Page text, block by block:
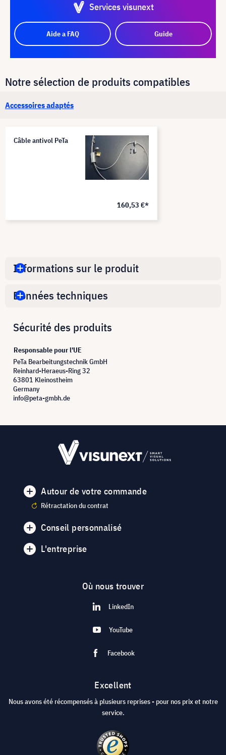
Services visunext
Aide a FAQ Guide
Notre sélection de produits compatibles
Accessoires adaptés
Câble antivol PeTa
160,53 €*
Informations sur le produit
Données techniques
Sécurité des produits
Responsable pour l'UE
PeTa Bearbeitungstechnik GmbH
Reinhard-Heraeus-Ring 32
63801 Kleinostheim
Germany
info@peta-gmbh.de
Autour de votre commande
Rétractation du contrat
Conseil personnalisé
L'entreprise
Où nous trouver
LinkedIn
YouTube
Facebook
Excellent
Nous avons été récompensés à plusieurs reprises - pour nos prix et notre
service.